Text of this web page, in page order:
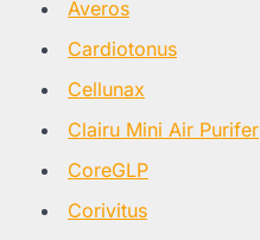
Averos
Cardiotonus
Cellunax
Clairu Mini Air Purifer
CoreGLP
Corivitus